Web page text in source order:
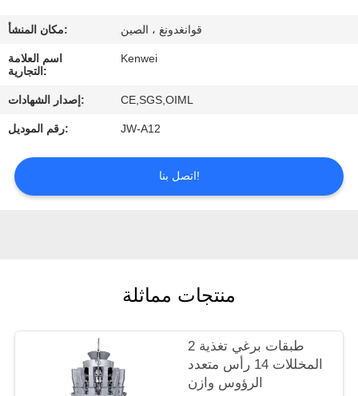
الجودة
اتصل
بنا
طلب
اقتباس
مكان المنشأ: قوانغدونغ ، الصين
اسم العلامة
التجارية:
Kenwei
إصدار الشهادات: CE,SGS,OIML
رقم الموديل: JW-A12
اتصل بنا!
منتجات مماثلة
2 طبقات برغي تغذية
المخللات 14 رأس متعدد
الرؤوس وازن